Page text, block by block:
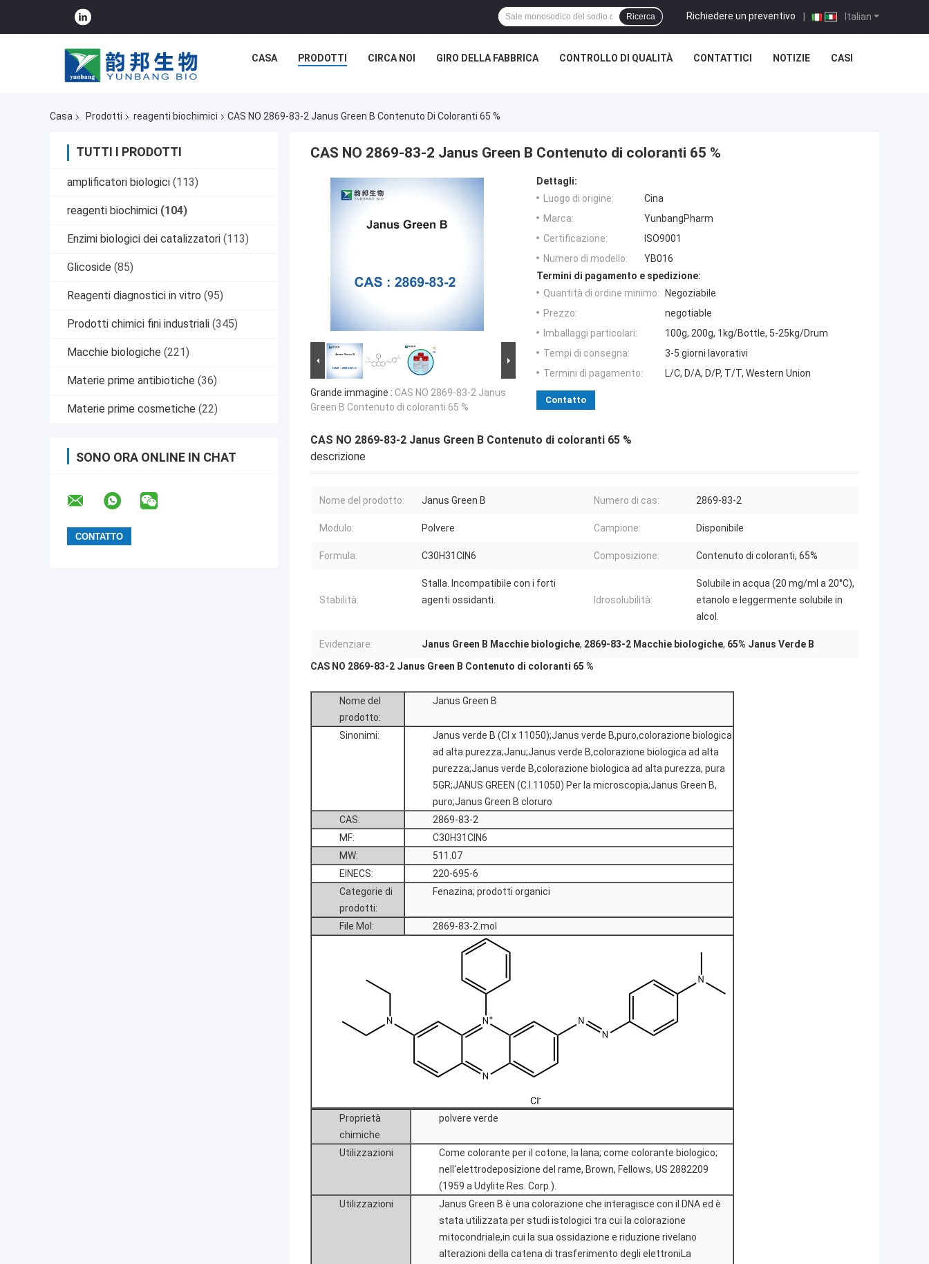
Italian
Richiedere un preventivo |
Ricerca
CASA PRODOTTI CIRCA NOI GIRO DELLA FABBRICA CONTROLLO DI QUALITÀ CONTATTICI NOTIZIE CASI
Casa Prodotti reagenti biochimici CAS NO 2869-83-2 Janus Green B Contenuto Di Coloranti 65 %
TUTTI I PRODOTTI
amplificatori biologici (113)
reagenti biochimici (104)
Enzimi biologici dei catalizzatori (113)
Glicoside (85)
Reagenti diagnostici in vitro (95)
Prodotti chimici fini industriali (345)
Macchie biologiche (221)
Materie prime antibiotiche (36)
Materie prime cosmetiche (22)
SONO ORA ONLINE IN CHAT
CAS NO 2869-83-2 Janus Green B Contenuto di coloranti 65 %
Grande immagine : CAS NO 2869-83-2 Janus
Green B Contenuto di coloranti 65 %
Dettagli:
Luogo di origine:
Cina
Marca:
YunbangPharm
Certificazione:
ISO9001
Numero di modello:
YB016
Termini di pagamento e spedizione:
Quantità di ordine minimo:
Negoziabile
Prezzo:
negotiable
Imballaggi particolari:
100g, 200g, 1kg/Bottle, 5-25kg/Drum
Tempi di consegna:
3-5 giorni lavorativi
Termini di pagamento:
L/C, D/A, D/P, T/T, Western Union
Contatto
CAS NO 2869-83-2 Janus Green B Contenuto di coloranti 65 %
descrizione
Nome del prodotto: Janus Green B Numero di cas: 2869-83-2
Modulo: Polvere Campione: Disponibile
Formula: C30H31ClN6 Composizione: Contenuto di coloranti, 65%
Stabilità:
Stalla. Incompatibile con i forti
agenti ossidanti.
Idrosolubilità:
Solubile in acqua (20 mg/ml a 20°C),
etanolo e leggermente solubile in
alcol.
Evidenziare: Janus Green B Macchie biologiche, 2869-83-2 Macchie biologiche, 65% Janus Verde B
CAS NO 2869-83-2 Janus Green B Contenuto di coloranti 65 %
Nome del
prodotto:
Janus Green B
Sinonimi:
Janus verde B (CI x 11050);Janus verde B,puro,colorazione biologica
ad alta purezza;Janu;Janus verde B,colorazione biologica ad alta
purezza;Janus verde B,colorazione biologica ad alta purezza, pura
5GR;JANUS GREEN (C.I.11050) Per la microscopia;Janus Green B,
puro;Janus Green B cloruro
CAS:
2869-83-2
MF:
C30H31ClN6
MW:
511.07
EINECS:
220-695-6
Categorie di
prodotti:
Fenazina; prodotti organici
File Mol: 2869-83-2.mol
Proprietà
chimiche
polvere verde
Utilizzazioni
Come colorante per il cotone, la lana; come colorante biologico;
nell'elettrodeposizione del rame, Brown, Fellows, US 2882209
(1959 a Udylite Res. Corp.).
Utilizzazioni
Janus Green B è una colorazione che interagisce con il DNA ed è
stata utilizzata per studi istologici tra cui la colorazione
mitocondriale,in cui la sua ossidazione e riduzione rivelano
alterazioni della catena di trasferimento degli elettroniLa